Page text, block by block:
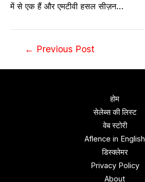
में से एक हैं और एमटीवी हसल सीज़न…
Post← Previous Post
होम
सेलेब्स की लिस्ट
वेब स्‍टोरी
Aflence in English
डिस्‍क्‍लेमर
Privacy Policy
About